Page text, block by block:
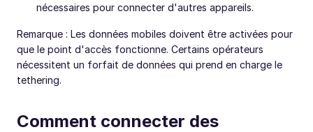
nécessaires pour connecter d'autres appareils.
Remarque : Les données mobiles doivent être activées pour
que le point d'accès fonctionne. Certains opérateurs
nécessitent un forfait de données qui prend en charge le
tethering.
Comment connecter des